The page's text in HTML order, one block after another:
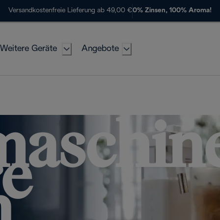
Versandkostenfreie Lieferung ab 49,00 €0% Zinsen, 100% Aroma!
Weitere Geräte Angebote